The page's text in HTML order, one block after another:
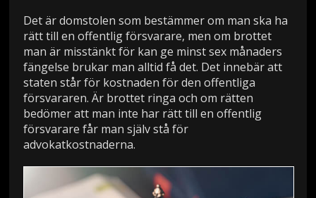
Det är domstolen som bestämmer om man ska ha
rätt till en offentlig försvarare, men om brottet
man är misstänkt för kan ge minst sex månaders
fängelse brukar man alltid få det. Det innebär att
staten står för kostnaden för den offentliga
försvararen. Är brottet ringa och om rätten
bedömer att man inte har rätt till en offentlig
försvarare får man själv stå för
advokatkostnaderna.